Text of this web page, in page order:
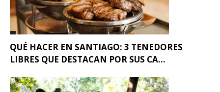
QUÉ HACER EN SANTIAGO: 3 TENEDORES
LIBRES QUE DESTACAN POR SUS CA...